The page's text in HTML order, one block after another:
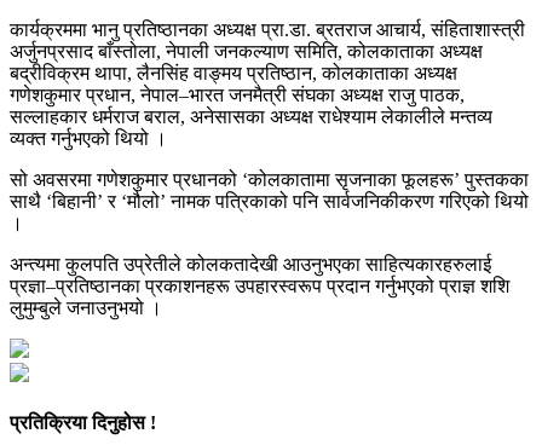
कार्यक्रममा भानु प्रतिष्ठानका अध्यक्ष प्रा.डा. ब्रतराज आचार्य, संहिताशास्त्री
अर्जुनप्रसाद बाँस्तोला, नेपाली जनकल्याण समिति, कोलकाताका अध्यक्ष
बद्रीविक्रम थापा, लैनसिंह वाङ्मय प्रतिष्ठान, कोलकाताका अध्यक्ष
गणेशकुमार प्रधान, नेपाल–भारत जनमैत्री संघका अध्यक्ष राजु पाठक,
सल्लाहकार धर्मराज बराल, अनेसासका अध्यक्ष राधेश्याम लेकालीले मन्तव्य
व्यक्त गर्नुभएको थियो ।
सो अवसरमा गणेशकुमार प्रधानको ‘कोलकातामा सृजनाका फूलहरू’ पुस्तकका
साथै ‘बिहानी’ र ‘मौलो’ नामक पत्रिकाको पनि सार्वजनिकीकरण गरिएको थियो
।
अन्त्यमा कुलपति उप्रेतीले कोलकतादेखी आउनुभएका साहित्यकारहरुलाई
प्रज्ञा–प्रतिष्ठानका प्रकाशनहरू उपहारस्वरूप प्रदान गर्नुभएको प्राज्ञ शशि
लुमुम्बुले जनाउनुभयो ।
प्रतिक्रिया दिनुहोस !